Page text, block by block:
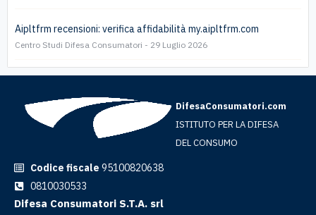
Aipltfrm recensioni: verifica affidabilità my.aipltfrm.com
Centro Studi Difesa Consumatori 29 Luglio 2026
DifesaConsumatori.com
ISTITUTO PER LA DIFESA
DEL CONSUMO
Codice fiscale 95100820638
0810030533
Difesa Consumatori S.T.A. srl